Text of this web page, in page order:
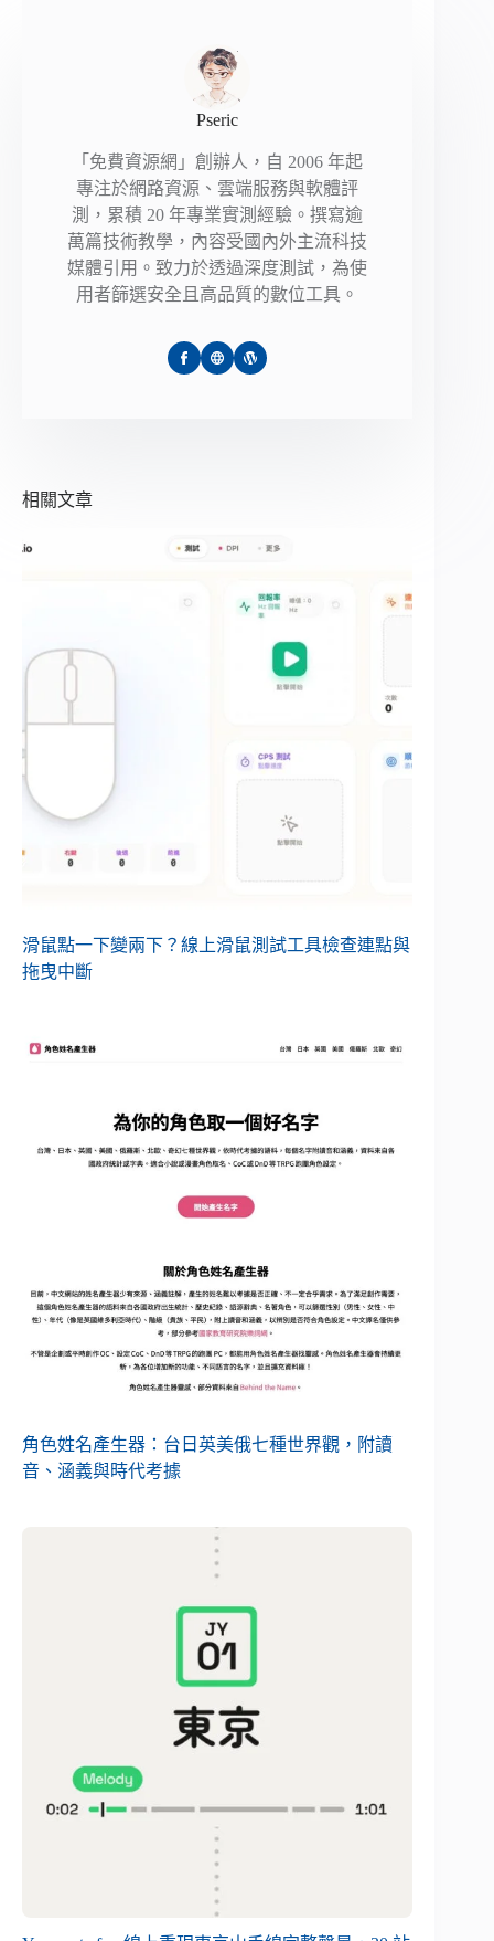
Pseric
「免費資源網」創辦人，自 2006 年起
專注於網路資源、雲端服務與軟體評
測，累積 20 年專業實測經驗。撰寫逾
萬篇技術教學，內容受國內外主流科技
媒體引用。致力於透過深度測試，為使
用者篩選安全且高品質的數位工具。
相關文章
滑鼠點一下變兩下？線上滑鼠測試工具檢查連點與
拖曳中斷
角色姓名產生器：台日英美俄七種世界觀，附讀
音、涵義與時代考據